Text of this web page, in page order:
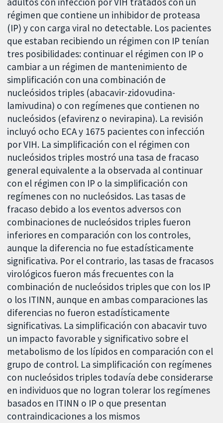
régimen que contiene un inhibidor de proteasa
(IP) y con carga viral no detectable. Los pacientes
que estaban recibiendo un régimen con IP tenían
tres posibilidades: continuar el régimen con IP o
cambiar a un régimen de mantenimiento de
simplificación con una combinación de
nucleósidos triples (abacavir-zidovudina-
lamivudina) o con regímenes que contienen no
nucleósidos (efavirenz o nevirapina). La revisión
incluyó ocho ECA y 1675 pacientes con infección
por VIH. La simplificación con el régimen con
nucleósidos triples mostró una tasa de fracaso
general equivalente a la observada al continuar
con el régimen con IP o la simplificación con
regímenes con no nucleósidos. Las tasas de
fracaso debido a los eventos adversos con
combinaciones de nucleósidos triples fueron
inferiores en comparación con los controles,
aunque la diferencia no fue estadísticamente
significativa. Por el contrario, las tasas de fracasos
virológicos fueron más frecuentes con la
combinación de nucleósidos triples que con los IP
o los ITINN, aunque en ambas comparaciones las
diferencias no fueron estadísticamente
significativas. La simplificación con abacavir tuvo
un impacto favorable y significativo sobre el
metabolismo de los lípidos en comparación con el
grupo de control. La simplificación con regímenes
con nucleósidos triples todavía debe considerarse
en individuos que no logran tolerar los regímenes
basados en ITINN o IP o que presentan
contraindicaciones a los mismos